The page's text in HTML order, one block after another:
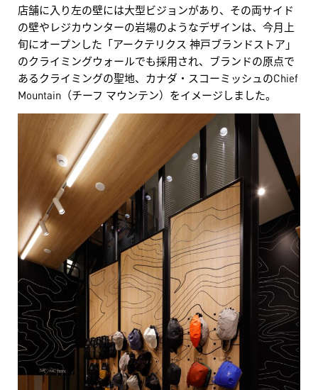
店舗に入り左の壁には大型ビジョンがあり、その両サイド
の壁やレジカウンターの岩場のようなデザインは、今月上
旬にオープンした「アークテリクス 神戸ブランドストア」
のクライミングウォールでも採用され、ブランドの原点で
あるクライミングの聖地、カナダ・スコーミッシュのChief
Mountain（チーフ マウンテン）をイメージしました。